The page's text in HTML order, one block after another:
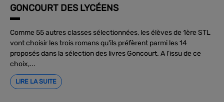
GONCOURT DES LYCÉENS
Comme 55 autres classes sélectionnées, les élèves de 1ère STL
vont choisir les trois romans qu'ils préfèrent parmi les 14
proposés dans la sélection des livres Goncourt. A l'issu de ce
choix,...
LIRE LA SUITE